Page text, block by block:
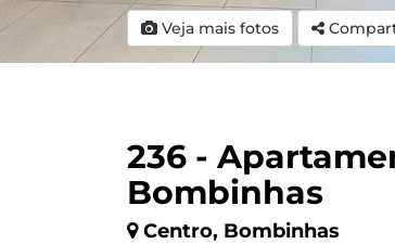
Veja mais fotos
236 -
Bombinhas
Centro, Bombinhas